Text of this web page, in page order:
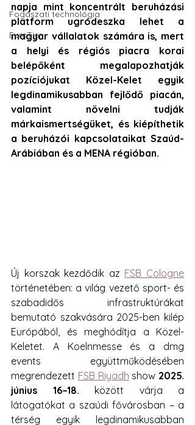
Fogászati technológia
EuroTier
napja mint koncentrált beruházási
platform ugródeszka lehet a
magyar vállalatok számára is, mert
a helyi és régiós piacra korai
belépőként megalapozhatják
pozíciójukat Közel-Kelet egyik
legdinamikusabban fejlődő piacán,
valamint növelni tudják
márkaismertségüket, és kiépíthetik
a beruházói kapcsolataikat Szaúd-
Arábiában és a MENA régióban.
Új korszak kezdődik az FSB Cologne
történetében: a világ vezető sport- és
szabadidős infrastruktúrákat
bemutató szakvására 2025-ben kilép
Európából, és meghódítja a Közel-
Keletet. A Koelnmesse és a dmg
events együttműködésében
megrendezett FSB Riyadh show 2025.
június 16–18. között várja a
látogatókat a szaúdi fővárosban – a
térség egyik legdinamikusabban